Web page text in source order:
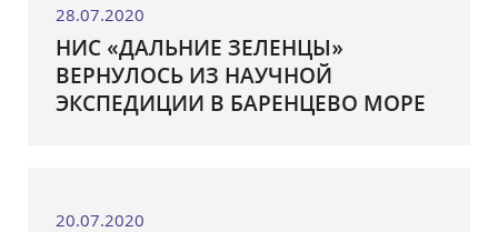
28.07.2020
НИС «ДАЛЬНИЕ ЗЕЛЕНЦЫ»
ВЕРНУЛОСЬ ИЗ НАУЧНОЙ
ЭКСПЕДИЦИИ В БАРЕНЦЕВО МОРЕ
20.07.2020